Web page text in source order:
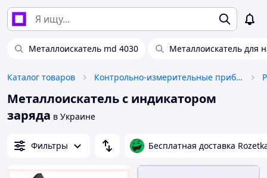
Металлоискатель md 4030 Металлоискатель для
Каталог товаров Контрольно-измерительные приборы
Металлоискатель с индикатором
заряда в Украине
Фильтры Бесплатная доставка